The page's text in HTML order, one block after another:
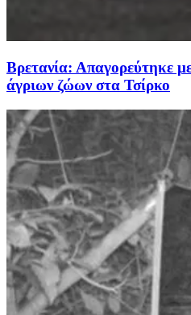
Βρετανία: Απαγορεύτηκε
άγριων ζώων στα Τσίρκο